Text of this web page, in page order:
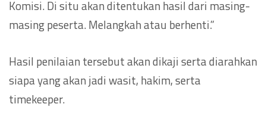
Komisi. Di situ akan ditentukan hasil dari masing-
masing peserta. Melangkah atau berhenti.”
Hasil penilaian tersebut akan dikaji serta diarahkan
siapa yang akan jadi wasit, hakim, serta
timekeeper.